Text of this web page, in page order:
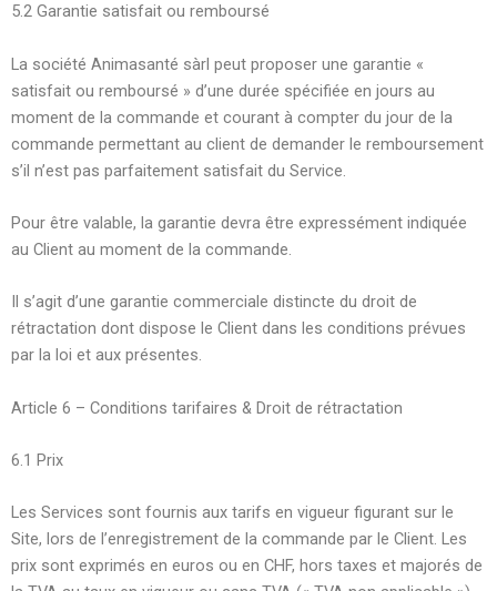
5.2 Garantie satisfait ou remboursé
La société Animasanté sàrl peut proposer une garantie «
satisfait ou remboursé » d’une durée spécifiée en jours au
moment de la commande et courant à compter du jour de la
commande permettant au client de demander le remboursement
s’il n’est pas parfaitement satisfait du Service.
Pour être valable, la garantie devra être expressément indiquée
au Client au moment de la commande.
Il s’agit d’une garantie commerciale distincte du droit de
rétractation dont dispose le Client dans les conditions prévues
par la loi et aux présentes.
Article 6 – Conditions tarifaires & Droit de rétractation
6.1 Prix
Les Services sont fournis aux tarifs en vigueur figurant sur le
Site, lors de l’enregistrement de la commande par le Client. Les
prix sont exprimés en euros ou en CHF, hors taxes et majorés de